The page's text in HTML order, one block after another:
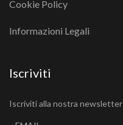
Cookie Policy
Informazioni Legali
Iscriviti
Iscriviti alla nostra newsletter